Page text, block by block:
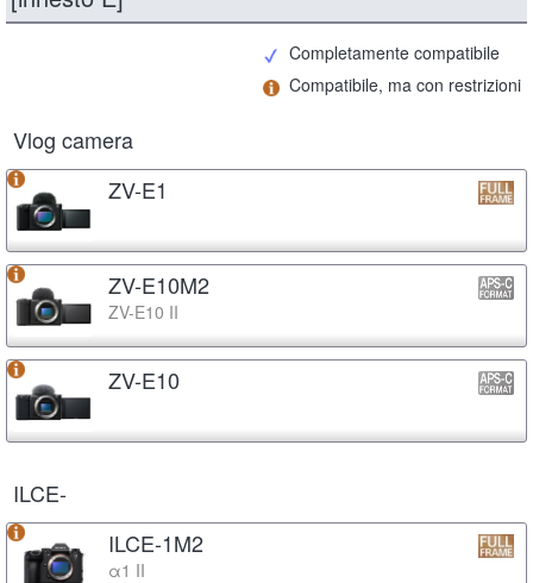
Completamente compatibile
Compatibile, ma con restrizioni
Vlog camera
ZV-E1
ZV-E10M2
ZV-E10 II
ZV-E10
ILCE-
ILCE-1M2
α1 II